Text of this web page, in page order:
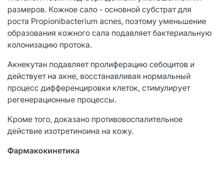
размеров. Кожное сало - основной субстрат для
роста Propionibacterium acnes, поэтому уменьшение
образования кожного сала подавляет бактериальную
колонизацию протока.
Акнекутан подавляет пролиферацию себоцитов и
действует на акне, восстанавливая нормальный
процесс дифференцировки клеток, стимулирует
регенерационные процессы.
Кроме того, доказано противовоспалительное
действие изотретиноина на кожу.
Фармакокинетика